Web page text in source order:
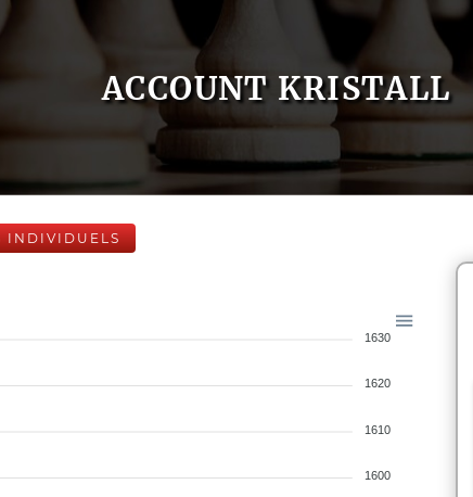
ACCOUNT KRISTALL
INDIVIDUELS
1630
1620
1610
1600